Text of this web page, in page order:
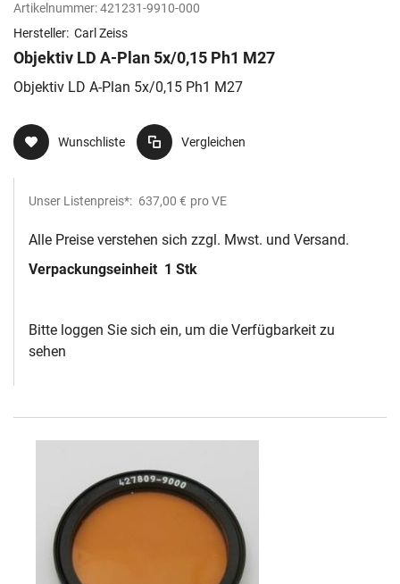
Artikelnummer:421231-9910-000
Hersteller: Carl Zeiss
Objektiv LD A-Plan 5x/0,15 Ph1 M27
Objektiv LD A-Plan 5x/0,15 Ph1 M27
Wunschliste Vergleichen
Unser Listenpreis*: 637,00 € pro VE
Alle Preise verstehen sich zzgl. Mwst. und Versand.
Verpackungseinheit 1 Stk
Bitte loggen Sie sich ein, um die Verfügbarkeit zu
sehen